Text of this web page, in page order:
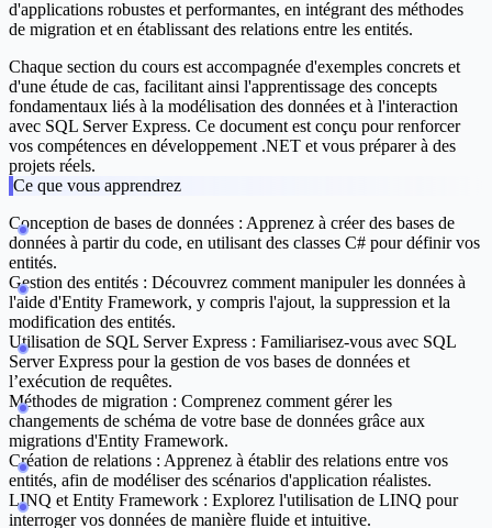
d'applications robustes et performantes, en intégrant des méthodes
de migration et en établissant des relations entre les entités.
Chaque section du cours est accompagnée d'exemples concrets et
d'une étude de cas, facilitant ainsi l'apprentissage des concepts
fondamentaux liés à la modélisation des données et à l'interaction
avec SQL Server Express. Ce document est conçu pour renforcer
vos compétences en développement .NET et vous préparer à des
projets réels.
Ce que vous apprendrez
Conception de bases de données : Apprenez à créer des bases de
données à partir du code, en utilisant des classes C# pour définir vos
entités.
Gestion des entités : Découvrez comment manipuler les données à
l'aide d'Entity Framework, y compris l'ajout, la suppression et la
modification des entités.
Utilisation de SQL Server Express : Familiarisez-vous avec SQL
Server Express pour la gestion de vos bases de données et
l’exécution de requêtes.
Méthodes de migration : Comprenez comment gérer les
changements de schéma de votre base de données grâce aux
migrations d'Entity Framework.
Création de relations : Apprenez à établir des relations entre vos
entités, afin de modéliser des scénarios d'application réalistes.
LINQ et Entity Framework : Explorez l'utilisation de LINQ pour
interroger vos données de manière fluide et intuitive.